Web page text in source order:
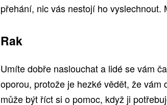
přehání, nic vás nestojí ho vyslechnout.
Rak
Umíte dobře naslouchat a lidé se vám
oporou, protože je hezké vědět, že
může být říct si o pomoc, když ji